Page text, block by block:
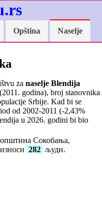
Opština
Naselje
za naselje Blendija
godina), broj stanovnika
Srbije. Kad bi se
od 2002-2011 (-2,43%
u 2026. godini bi bio
Сокобања,
282 људи.